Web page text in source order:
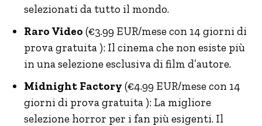
selezionati da tutto il mondo.
Raro Video (€3.99 EUR/mese con 14 giorni di
prova gratuita ): Il cinema che non esiste più
in una selezione esclusiva di film d’autore.
Midnight Factory (€4.99 EUR/mese con 14
giorni di prova gratuita ): La migliore
selezione horror per i fan più esigenti. Il